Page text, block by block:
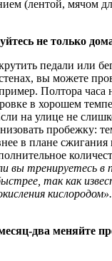
(лентой, мячом
не только
педали или
вы можете
Полтора часа
в хорошем
на улице не
пробежку:
в плане сжигания
вы тренируетесь в
так как
два меняйте